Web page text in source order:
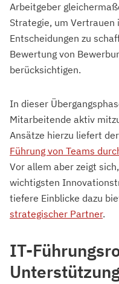
Arbeitgeber
Strategie, um
Entscheidungen zu
Bewertung von
berücksichtigen.
In dieser
Mitarbeitende aktiv
Ansätze hierzu liefert
Führung von Teams
Vor allem aber zeigt
wichtigsten
tiefere Einblicke dazu
strategischer Partner.
IT-